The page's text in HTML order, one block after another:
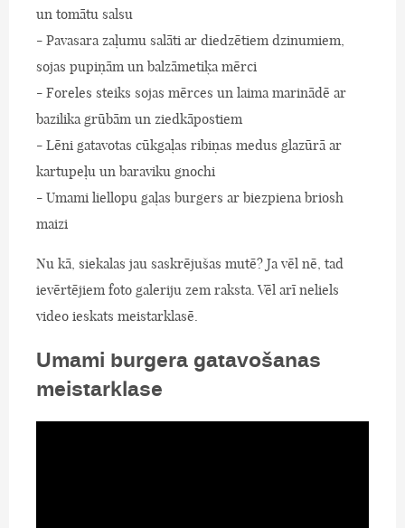
un tomātu salsu
- Pavasara zaļumu salāti ar diedzētiem dzinumiem,
sojas pupiņām un balzāmetiķa mērci
- Foreles steiks sojas mērces un laima marinādē ar
bazilika grūbām un ziedkāpostiem
- Lēni gatavotas cūkgaļas ribiņas medus glazūrā ar
kartupeļu un baraviku gnochi
- Umami liellopu gaļas burgers ar biezpiena briosh
maizi
Nu kā, siekalas jau saskrējušas mutē? Ja vēl nē, tad
ievērtējiem foto galeriju zem raksta. Vēl arī neliels
video ieskats meistarklasē.
Umami burgera gatavošanas
meistarklase